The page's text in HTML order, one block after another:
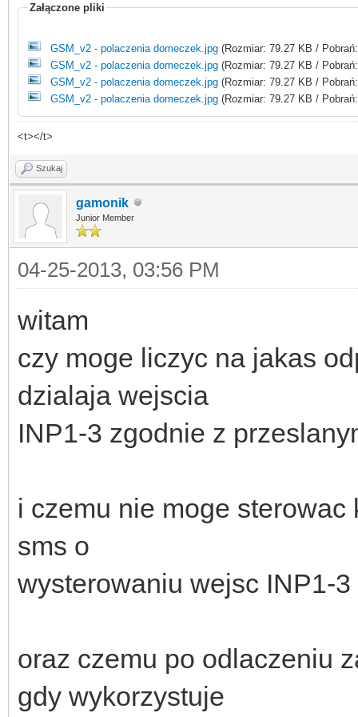
Załączone pliki
GSM_v2 - polaczenia domeczek.jpg (Rozmiar: 79.27 KB /
GSM_v2 - polaczenia domeczek.jpg (Rozmiar: 79.27 KB /
GSM_v2 - polaczenia domeczek.jpg (Rozmiar: 79.27 KB /
GSM_v2 - polaczenia domeczek.jpg (Rozmiar: 79.27 KB /
<t></t>
Szukaj
gamonik
Junior Member
04-25-2013, 03:56 PM
witam
czy moge liczyc na jakas
dzialaja wejscia
INP1-3 zgodnie z
i czemu nie moge
sms o
wysterowaniu wejsc INP1-3
oraz czemu po odlaczeniu
gdy wykorzystuje